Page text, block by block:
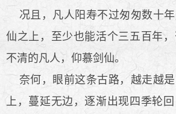
况且，凡人阳寿不过匆匆数十年
仙之上，至少也能活个三五百年
不清的凡人，仰慕剑仙。
奈何，眼前这条古路，越走越
上，蔓延无边，逐渐出现四季轮